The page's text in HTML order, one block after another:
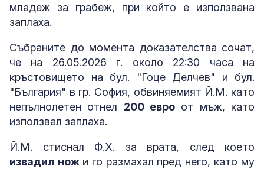
младеж за грабеж, при който е използвана
заплаха.
Събраните до момента доказателства сочат,
че на 26.05.2026 г. около 22:30 часа на
кръстовището на бул. "Гоце Делчев" и бул.
"България" в гр. София, обвиняемият Й.М. като
непълнолетен отнел 200 евро от мъж, като
използвал заплаха.
Й.М. стиснал Ф.Х. за врата, след което
извадил нож и го размахал пред него, като му